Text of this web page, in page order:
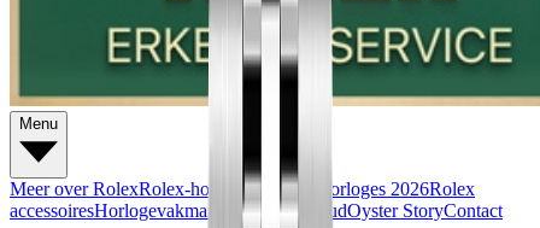
Menu
Meer over RolexRolex-horlogesNieuwe horloges 2026Rolex
accessoiresHorlogevakmanschapOnderhoudOyster StoryContact